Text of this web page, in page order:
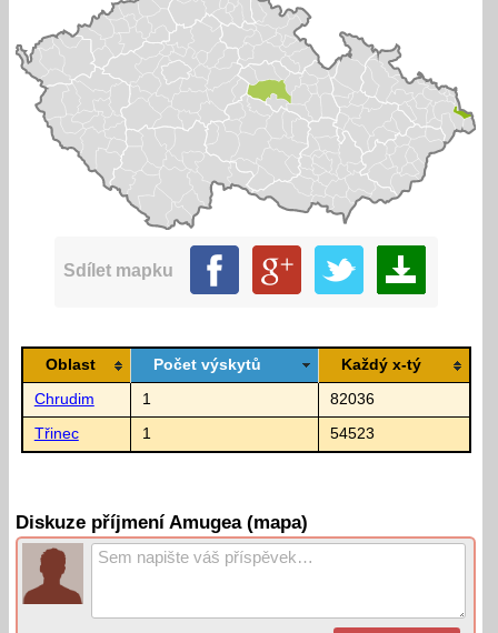
Sdílet mapku
Oblast Počet výskytů Každý x-tý
Chrudim 1 82036
Třinec 1 54523
Diskuze příjmení Amugea (mapa)